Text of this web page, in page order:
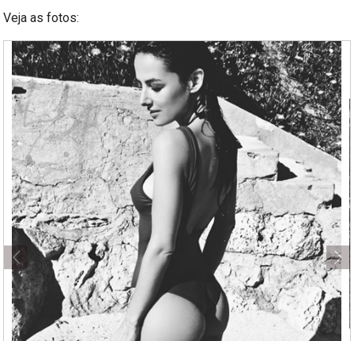
Veja as fotos: